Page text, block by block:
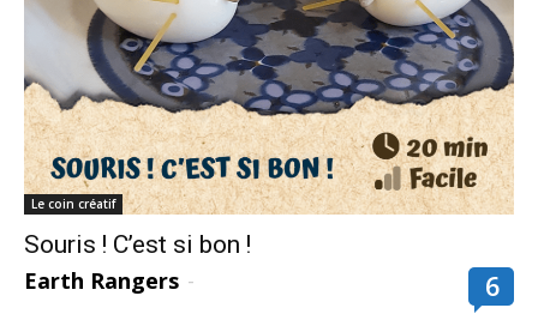
Le coin créatif
Souris ! C’est si bon !
Earth Rangers - 6